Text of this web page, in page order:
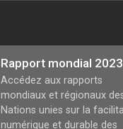
Rapport mondial 2023
Accédez aux rapports
mondiaux et régionaux
Nations unies sur la
numérique et durable des